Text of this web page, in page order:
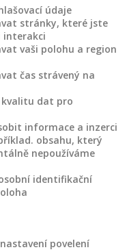
údaje
stránky, které jste
interakci
vaši polohu a region
čas strávený na
kvalitu dat pro
informace a inzerci
obsahu, který
nepoužíváme
identifikační
povelení